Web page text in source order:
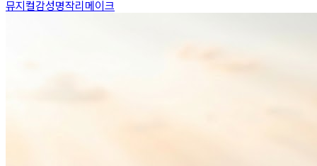
뮤지컬감성명작리메이크